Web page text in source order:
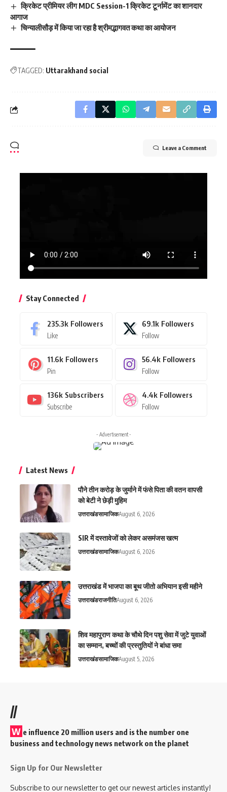
क्रिकेट प्रीमियर लीग MDC Session-1 क्रिकेट टूर्नामेंट का शानदार
आगाज
चिन्यालीसौड़ में किया जा रहा है श्रीमद्भागवत कथा का आयोजन
TAGGED: Uttarakhand social
Leave a Comment
Stay Connected
235.3k Followers
Like
69.1k Followers
Follow
11.6k Followers
Pin
56.4k Followers
Follow
136k Subscribers
Subscribe
4.4k Followers
Follow
- Advertisement -
Latest News
पौने तीन करोड़ के जुर्माने में फंसे पिता की वतन वापसी
को बेटी ने छेड़ी मुहिम
उत्तराखंडसामाजिकAugust 6, 2026
SIR में दस्तावेजों को लेकर असमंजस खत्म
उत्तराखंडसामाजिकAugust 6, 2026
उत्तराखंड में भाजपा का बूथ जीतो अभियान इसी महीने
उत्तराखंडराजनीतिAugust 6, 2026
शिव महापुराण कथा के चौथे दिन पशु सेवा में जुटे युवाओं
का सम्मान, बच्चों की प्रस्तुतियों ने बांधा समा
उत्तराखंडसामाजिकAugust 5, 2026
//
W e influence 20 million users and is the number one
business and technology news network on the planet
Sign Up for Our Newsletter
Subscribe to our newsletter to get our newest articles instantly!